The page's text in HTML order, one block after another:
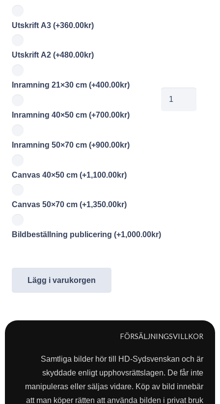
Utskrift A3 (+360.00kr)
Utskrift A2 (+480.00kr)
Inramning 21×30 cm (+400.00kr)
Inramning 40×50 cm (+700.00kr)
Inramning 50×70 cm (+900.00kr)
Canvas 40×50 cm (+1,100.00kr)
Canvas 50×70 cm (+1,350.00kr)
Bildbeställning publicering (+1,000.00kr)
Lägg i varukorgen
FÖRSÄLJNINGSVILLKOR
Samtliga bilder hör till HD-Sydsvenskan och är
skyddade enligt upphovsrättslagen. De får inte
manipuleras eller säljas vidare. Köp av bild innebär
att man köper rätten att använda bilden i privat bruk